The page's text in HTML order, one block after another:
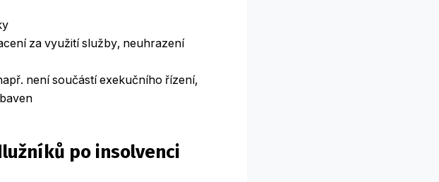
za využití služby, neuhrazení
není součástí exekučního řízení,
po insolvenci